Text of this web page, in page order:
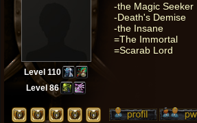
Level 110
Level 86
-the Magic Seeker
-Death's Demise
-the Insane
=The Immortal
=Scarab Lord